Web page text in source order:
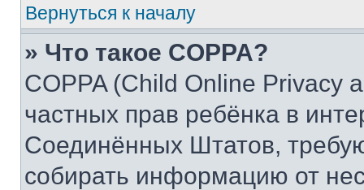
Вернуться к началу
» Что такое COPPA?
COPPA (Child Online Privacy
частных прав ребёнка в
Соединённых Штатов,
собирать информацию от